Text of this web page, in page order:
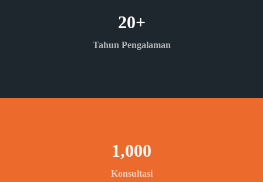
Tahun Pengalaman
20+
Konsultasi
1,000